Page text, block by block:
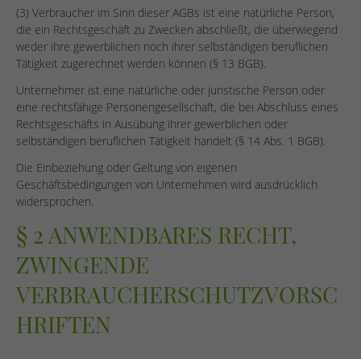
(3) Verbraucher im Sinn dieser AGBs ist eine natürliche Person,
die ein Rechtsgeschäft zu Zwecken abschließt, die überwiegend
weder ihre gewerblichen noch ihrer selbständigen beruflichen
Tätigkeit zugerechnet werden können (§ 13 BGB).
Unternehmer ist eine natürliche oder juristische Person oder
eine rechtsfähige Personengesellschaft, die bei Abschluss eines
Rechtsgeschäfts in Ausübung ihrer gewerblichen oder
selbständigen beruflichen Tätigkeit handelt (§ 14 Abs. 1 BGB).
Die Einbeziehung oder Geltung von eigenen
Geschäftsbedingungen von Unternehmen wird ausdrücklich
widersprochen.
§ 2 ANWENDBARES RECHT,
ZWINGENDE
VERBRAUCHERSCHUTZVORSC
HRIFTEN